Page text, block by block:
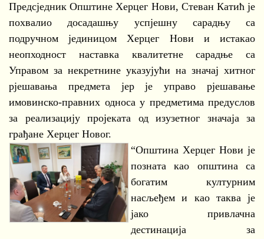
Предсједник Општине Херцег Нови, Стеван Катић је
похвалио досадашњу успјешну сарадњу са
подручном јединицом Херцег Нови и истакао
неопходност наставка квалитетне сарадње са
Управом за некретнине указујући на значај хитног
рјешавања предмета јер је управо рјешавање
имовинско-правних односа у предметима предуслов
за реализацију пројеката од изузетног значаја за
грађане Херцег Новог.
“Општина Херцег Нови је
позната као општина са
богатим културним
насљеђем и као таква је
јако привлачна
дестинација за